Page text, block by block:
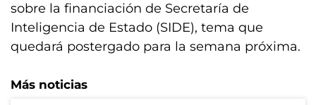
sobre la financiación de Secretaría de
Inteligencia de Estado (SIDE), tema que
quedará postergado para la semana próxima.
Más noticias